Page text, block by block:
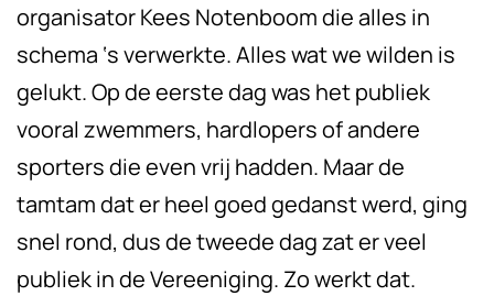
organisator Kees Notenboom die alles in
schema ‘s verwerkte. Alles wat we wilden is
gelukt. Op de eerste dag was het publiek
vooral zwemmers, hardlopers of andere
sporters die even vrij hadden. Maar de
tamtam dat er heel goed gedanst werd, ging
snel rond, dus de tweede dag zat er veel
publiek in de Vereeniging. Zo werkt dat.